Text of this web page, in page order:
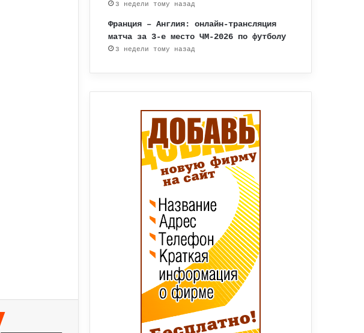
3 недели тому назад
Франция – Англия: онлайн-трансляция
матча за 3-е место ЧМ-2026 по футболу
3 недели тому назад